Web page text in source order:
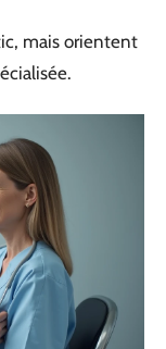
mais orientent